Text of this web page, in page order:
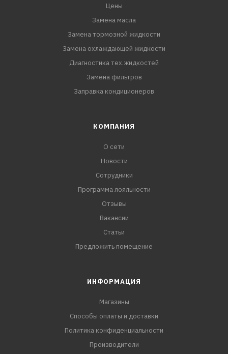
Цены
Замена масла
Замена тормозной жидкости
Замена охлаждающей жидкости
Диагностика тех.жидкостей
Замена фильтров
Заправка кондиционеров
КОМПАНИЯ
О сети
Новости
Сотрудники
Программа лояльности
Отзывы
Вакансии
Статьи
Предложить помещение
ИНФОРМАЦИЯ
Магазины
Способы оплаты и доставки
Политика конфиденциальности
Производители